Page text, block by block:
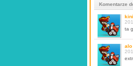
Komentarze
ta
alo